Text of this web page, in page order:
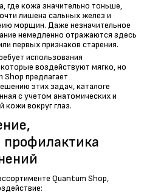
где кожа значительно тоньше,
лишена сальных желез и
морщин. Даже незначительное
немедленно отражаются здесь
первых признаков старения.
использования
воздействуют мягко, но
предлагает
этих задач, каталоге
с учетом анатомических и
кожи вокруг глаз.
профилактика
Quantum Shop,